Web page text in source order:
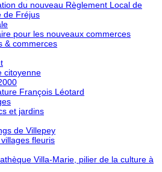
du nouveau Règlement Local de
de Fréjus
pour les nouveaux commerces
& commerces
citoyenne
François Léotard
et jardins
de Villepey
fleuris
Villa-Marie, pilier de la culture à